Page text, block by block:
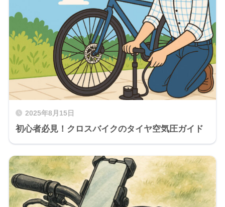
2025年8月15日
初心者必見！クロスバイクのタイヤ空気圧ガイド